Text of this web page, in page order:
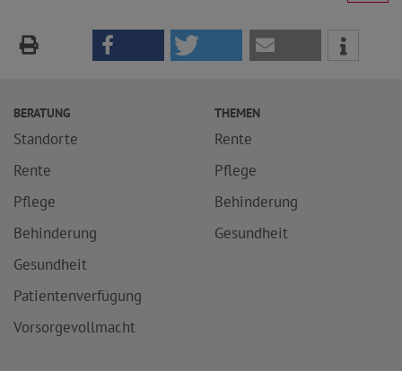
BERATUNG
Standorte
Rente
Pflege
Behinderung
Gesundheit
Patientenverfügung
Vorsorgevollmacht
THEMEN
Rente
Pflege
Behinderung
Gesundheit